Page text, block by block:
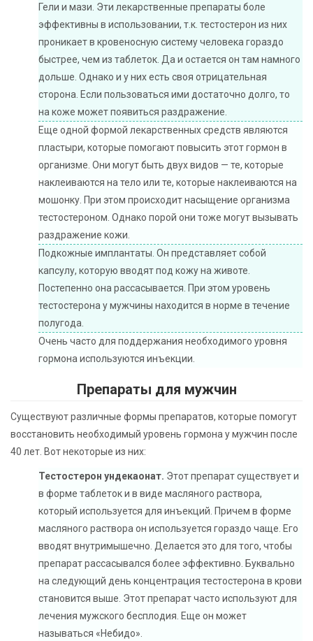
Гели и мази. Эти лекарственные препараты боле
эффективны в использовании, т.к. тестостерон из них
проникает в кровеносную систему человека гораздо
быстрее, чем из таблеток. Да и остается он там намного
дольше. Однако и у них есть своя отрицательная
сторона. Если пользоваться ими достаточно долго, то
на коже может появиться раздражение.
Еще одной формой лекарственных средств являются
пластыри, которые помогают повысить этот гормон в
организме. Они могут быть двух видов — те, которые
наклеиваются на тело или те, которые наклеиваются на
мошонку. При этом происходит насыщение организма
тестостероном. Однако порой они тоже могут вызывать
раздражение кожи.
Подкожные имплантаты. Он представляет собой
капсулу, которую вводят под кожу на животе.
Постепенно она рассасывается. При этом уровень
тестостерона у мужчины находится в норме в течение
полугода.
Очень часто для поддержания необходимого уровня
гормона используются инъекции.
Препараты для мужчин
Существуют различные формы препаратов, которые помогут
восстановить необходимый уровень гормона у мужчин после
40 лет. Вот некоторые из них:
Тестостерон ундекаонат. Этот препарат существует и
в форме таблеток и в виде масляного раствора,
который используется для инъекций. Причем в форме
масляного раствора он используется гораздо чаще. Его
вводят внутримышечно. Делается это для того, чтобы
препарат рассасывался более эффективно. Буквально
на следующий день концентрация тестостерона в крови
становится выше. Этот препарат часто используют для
лечения мужского бесплодия. Еще он может
называться «Небидо».